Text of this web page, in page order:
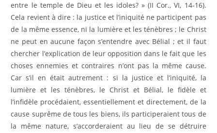
entre le temple de Dieu et les idoles? » (II Cor., VI, 14-16).
Cela revient à dire : la justice et l’iniquité ne participent pas
de la même essence, ni la lumière et les ténèbres ; le Christ
ne peut en aucune façon s’entendre avec Bélial ; et il faut
chercher l’explication de leur opposition dans le fait que les
choses ennemies et contraires n’ont pas la même cause.
Car s’il en était autrement : si la justice et l’iniquité, la
lumière et les ténèbres, le Christ et Bélial, le fidèle et
l’infidèle procédaient, essentiellement et directement, de la
cause suprême de tous les biens, ils participeraient tous de
la même nature, s’accorderaient au lieu de se détruire